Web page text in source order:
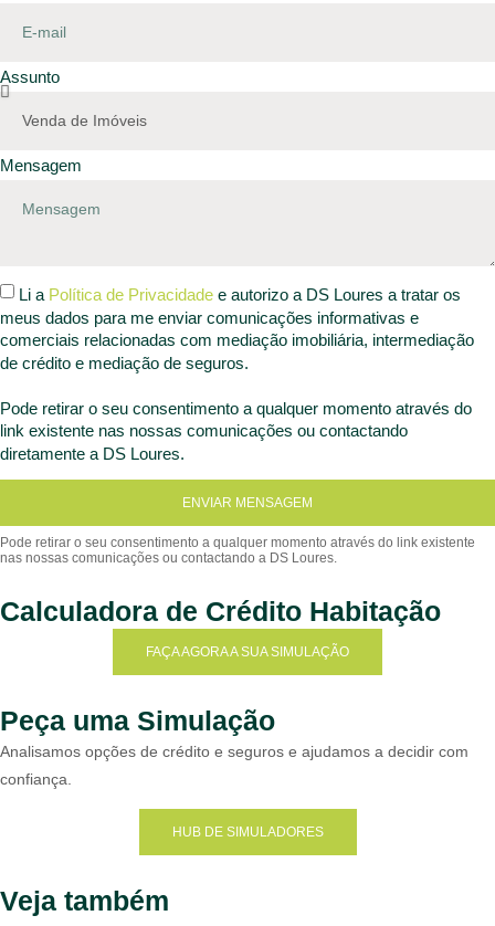
Assunto
Mensagem
Li a Política de Privacidade e autorizo a DS Loures a tratar os
meus dados para me enviar comunicações informativas e
comerciais relacionadas com mediação imobiliária, intermediação
de crédito e mediação de seguros.
Pode retirar o seu consentimento a qualquer momento através do
link existente nas nossas comunicações ou contactando
diretamente a DS Loures.
ENVIAR MENSAGEM
Calculadora de Crédito Habitação
FAÇA AGORA A SUA SIMULAÇÃO
Peça uma Simulação
Analisamos opções de crédito e seguros e ajudamos a decidir com
confiança.
HUB DE SIMULADORES
Veja também